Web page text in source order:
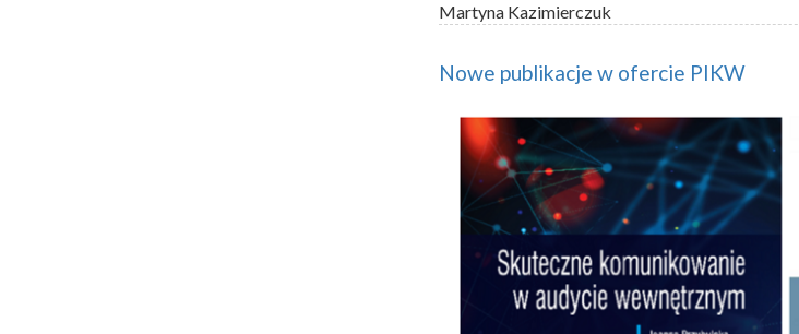
Martyna Kazimierczuk
Nowe publikacje w ofercie PIKW